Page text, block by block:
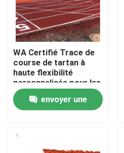
Contrôle de qualité
Nous contacter
Nouvelles
Demander un devis
WA Certifié Trace de
course de tartan à
haute flexibilité
personnalisée pour les
projets
envoyer une